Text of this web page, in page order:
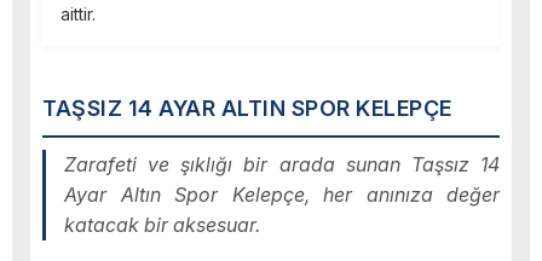
TAŞSIZ 14 AYAR ALTIN SPOR KELEPÇE
Zarafeti ve şıklığı bir arada sunan Taşsız 14
Ayar Altın Spor Kelepçe, her anınıza değer
katacak bir aksesuar.
aittir.